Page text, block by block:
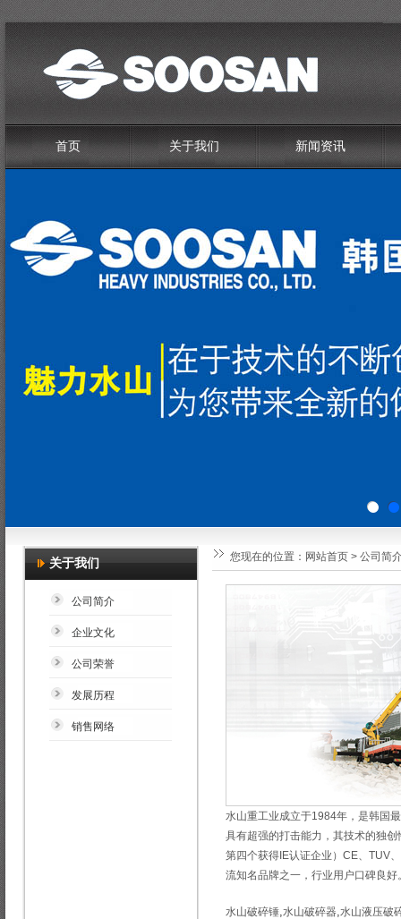
首页 关于我们 新闻资讯
关于我们
公司简介
企业文化
公司荣誉
发展历程
销售网络
您现在的位置： 网站首页 > 公司简
水山重工业成立于1984年，是韩国
具有超强的打击能力，其技术的独
第四个获得IE认证企业）CE、TUV
流知名品牌之一，行业用户口碑良好
水山破碎锤,水山破碎器,水山液压破